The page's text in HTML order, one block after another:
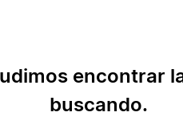
encontrar
buscando.